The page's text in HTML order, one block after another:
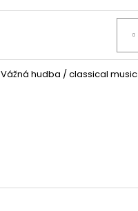
Vážná hudba / classical music